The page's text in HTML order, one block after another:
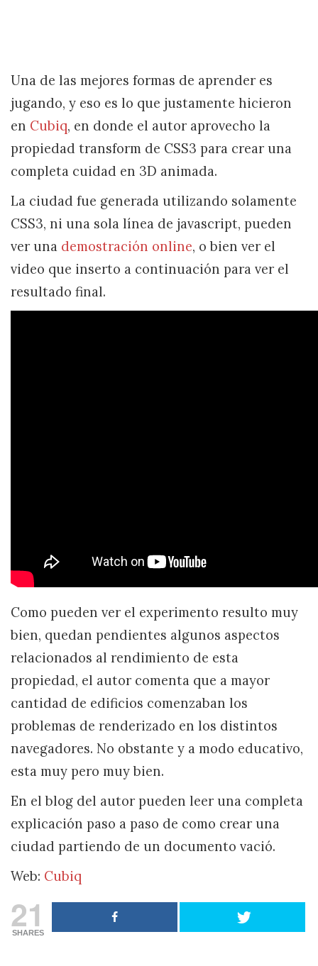
Una de las mejores formas de aprender es
jugando, y eso es lo que justamente hicieron
en Cubiq, en donde el autor aprovecho la
propiedad transform de CSS3 para crear una
completa cuidad en 3D animada.
La ciudad fue generada utilizando solamente
CSS3, ni una sola línea de javascript, pueden
ver una demostración online, o bien ver el
video que inserto a continuación para ver el
resultado final.
Como pueden ver el experimento resulto muy
bien, quedan pendientes algunos aspectos
relacionados al rendimiento de esta
propiedad, el autor comenta que a mayor
cantidad de edificios comenzaban los
problemas de renderizado en los distintos
navegadores. No obstante y a modo educativo,
esta muy pero muy bien.
En el blog del autor pueden leer una completa
explicación paso a paso de como crear una
ciudad partiendo de un documento vació.
Web: Cubiq
21
SHARES